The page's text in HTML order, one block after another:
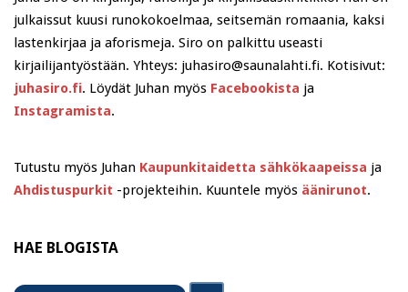
julkaissut kuusi runokokoelmaa, seitsemän romaania, kaksi
lastenkirjaa ja aforismeja. Siro on palkittu useasti
kirjailijantyöstään. Yhteys: juhasiro@saunalahti.fi. Kotisivut:
juhasiro.fi. Löydät Juhan myös Facebookista ja
Instagramista.
Tutustu myös Juhan Kaupunkitaidetta sähkökaapeissa ja
Ahdistuspurkit -projekteihin. Kuuntele myös äänirunot.
HAE BLOGISTA
Search